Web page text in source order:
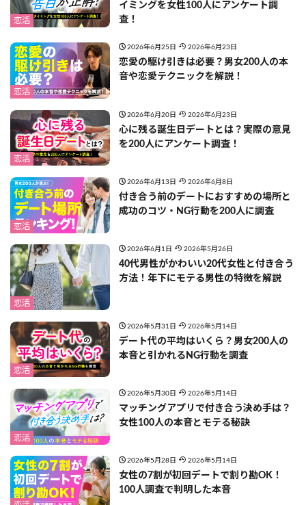
恋活
イミングを女性100人にアンケート調
査！
恋活
2026年6月25日 2026年6月23日
恋愛の駆け引きは必要？男女200人の本
音や恋愛テクニックを解説！
恋活
2026年6月20日 2026年6月23日
心に残る誕生日デートとは？実際の意見
を200人にアンケート調査！
恋活
2026年6月13日 2026年6月8日
付き合う前のデートにおすすめの場所と
成功のコツ・NG行動を200人に調査
恋活
2026年6月1日 2026年5月26日
40代男性がかわいい20代女性と付き合う
方法！年下にモテる男性の特徴を解説
恋活
2026年5月31日 2026年5月14日
デート代の平均はいくら？男女200人の
本音と引かれるNG行動を調査
恋活
2026年5月30日 2026年5月14日
マッチングアプリで付き合う決め手は？
女性100人の本音とモテる秘訣
2026年5月28日 2026年5月14日
女性の7割が初回デートで割り勘OK！
100人調査で判明した本音